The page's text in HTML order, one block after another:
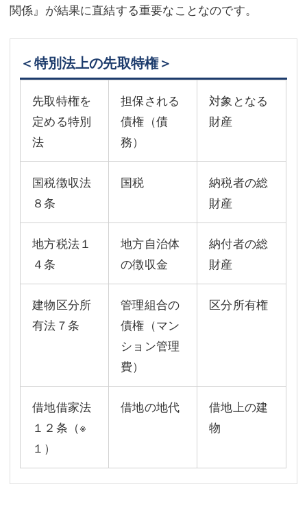
関係』が結果に直結する重要なことなのです。
＜特別法上の先取特権＞
先取特権を
定める特別
法
担保される
債権（債
務）
対象となる
財産
国税徴収法
８条
国税
納税者の総
財産
地方税法１
４条
地方自治体
の徴収金
納付者の総
財産
建物区分所
有法７条
管理組合の
債権（マン
ション管理
費）
区分所有権
借地借家法
１２条 （※
１）
借地の地代
借地上の建
物